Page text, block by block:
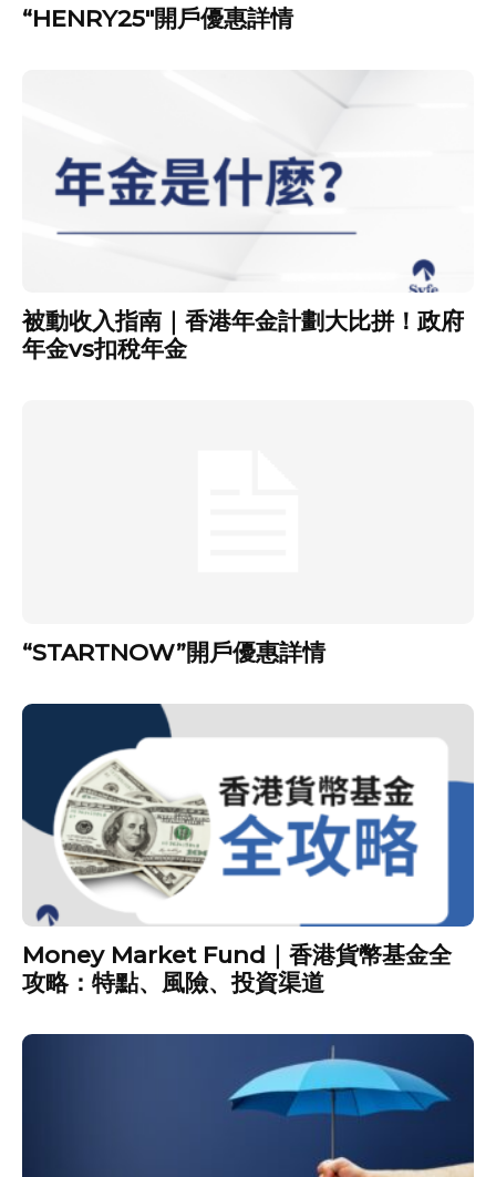
“HENRY25″開戶優惠詳情
被動收入指南｜香港年金計劃大比拼！政府
年金vs扣稅年金
“STARTNOW”開戶優惠詳情
Money Market Fund｜香港貨幣基金全
攻略：特點、風險、投資渠道